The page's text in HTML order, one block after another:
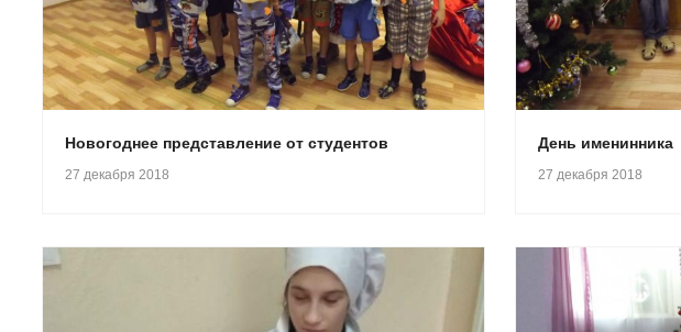
Новогоднее представление от студентов
27 декабря 2018
День именинника
27 декабря 2018